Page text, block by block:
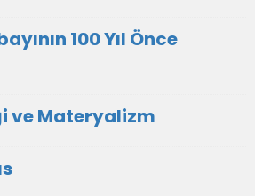
100 Yıl Önce
ve Materyalizm